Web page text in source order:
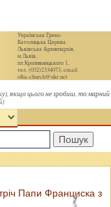
Українська Греко-
Католицька Церква.
Львівська Архиєпархія,
м.Львів,
пл.Кропивницького 1,
тел. (032)2334073, email:
olha-church@ukr.net
якщо цього не зробиш, то марний
Пошук
Папи Франциска з